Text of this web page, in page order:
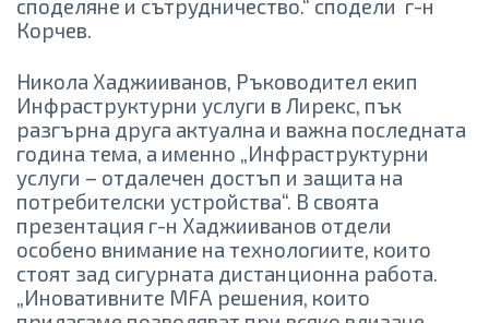
споделяне и сътрудничество.“ сподели г-н
Корчев.
Никола Хаджииванов, Ръководител екип
Инфраструктурни услуги в Лирекс, пък
разгърна друга актуална и важна последната
година тема, а именно „Инфраструктурни
услуги – отдалечен достъп и защита на
потребителски устройства“. В своята
презентация г-н Хаджииванов отдели
особено внимание на технологиите, които
стоят зад сигурната дистанционна работа.
„Иновативните MFA решения, които